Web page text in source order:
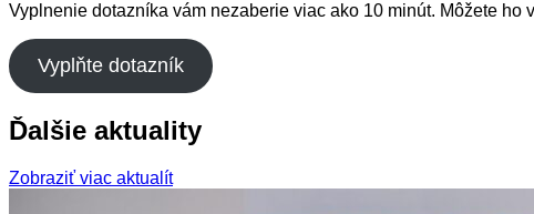
Vyplnenie dotazníka vám nezaberie viac ako 10 minút. Môžete ho
Vyplňte dotazník
Ďalšie aktuality
Zobraziť viac aktualít